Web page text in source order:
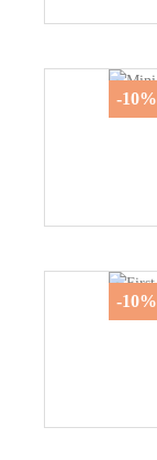
-10%
-10%